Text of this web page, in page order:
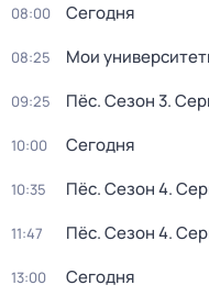
08:00 Сегодня
08:25 Мои
09:25 Пёс. Сезон 3.
10:00 Сегодня
10:35 Пёс. Сезон 4.
11:47 Пёс. Сезон 4.
13:00 Сегодня